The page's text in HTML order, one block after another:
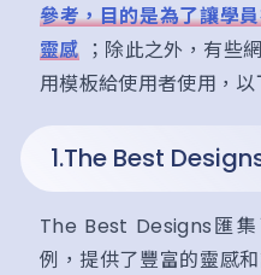
參考，目的是為了讓學
靈感 ；除此之外，有些
用模板給使用者使用，以
1.The Best
The Best Designs匯
例，提供了豐富的靈感